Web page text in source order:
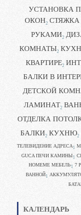
УСТАНОВКА
ОКОН2
РУКАМИ2
КОМНАТЫ2
КВАРТИРЕ2
БАЛКИ В
ДЕТСКОЙ
ЛАМИНАТ2
ОТДЕЛКА
БАЛКИ2 КУХНЮ2
ТЕЛЕВИДЕНИЕ АДРЕСА 1
GUCA ПЕЧИ КАМИНЫ1
HOMEME МЕБЕЛЬ1 7
ВАННОЙ1
КАЛЕНДАРЬ